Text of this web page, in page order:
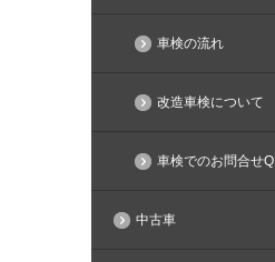
車検の流れ
改造車検について
車検でのお問合せ
中古車